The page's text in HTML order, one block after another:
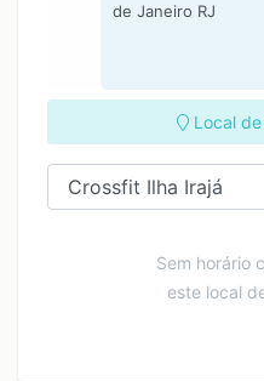
de Janeiro RJ
Local
Sem horário
este local